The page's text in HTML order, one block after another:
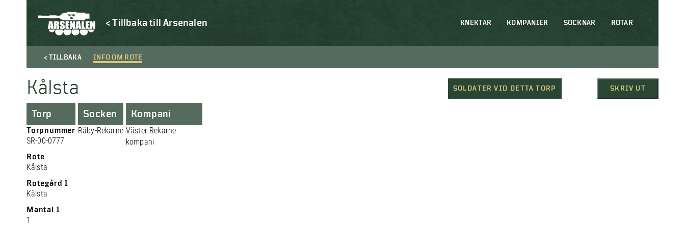
< Tillbaka till Arsenalen KNEKTAR KOMPANIER SOCKNAR ROTAR
< TILLBAKA INFO OM ROTE
Kålsta SOLDATER VID DETTA TORP SKRIV UT
Torp
Torpnummer
SR-00-0777
Rote
Kålsta
Rotegård 1
Kålsta
Mantal 1
1
Socken
Råby-Rekarne
Kompani
Väster Rekarne
kompani